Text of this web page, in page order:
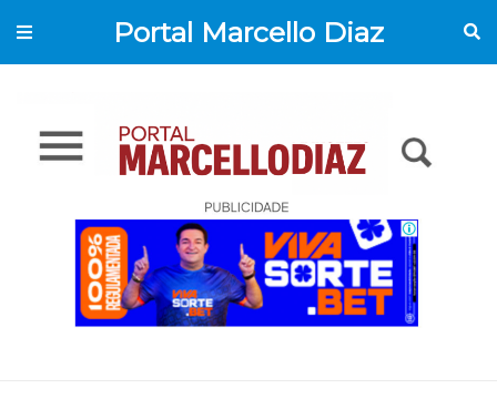
Portal Marcello Diaz